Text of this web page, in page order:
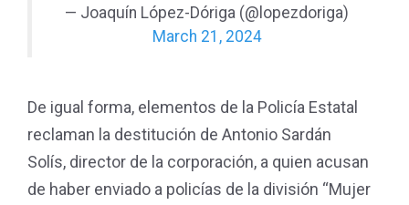
— Joaquín López-Dóriga (@lopezdoriga)
March 21, 2024
De igual forma, elementos de la Policía Estatal
reclaman la destitución de Antonio Sardán
Solís, director de la corporación, a quien acusan
de haber enviado a policías de la división “Mujer